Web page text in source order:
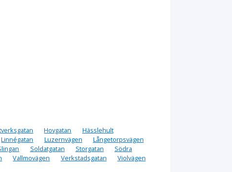
Hovgatan
Hässlehult
Linnégatan Luzernvägen
Långetorpsvägen
Soldatgatan Storgatan
Södra
Vallmovägen Verkstadsgatan
Violvägen